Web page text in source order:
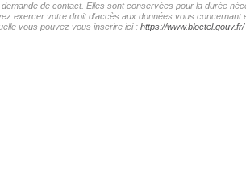
de contact. Elles sont conservées pour la durée
exercer votre droit d'accès aux données vous concernant
vous pouvez vous inscrire ici : https://www.bloctel.gouv.fr/